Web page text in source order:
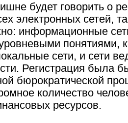
будет говорить о
электронных сетей,
информационные
понятиями,
сети, и сети
Регистрация была
бюрократической
количество
ресурсов.